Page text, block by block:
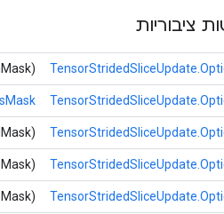
ציבוריות